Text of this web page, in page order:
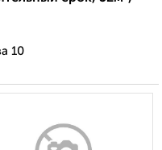
10